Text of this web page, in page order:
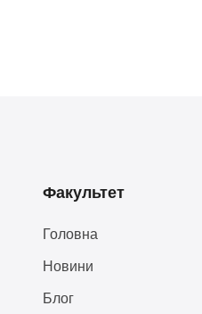
Факультет
Головна
Новини
Блог